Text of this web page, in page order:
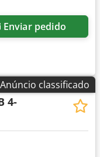
Enviar pedido
Anúncio classificado
4-